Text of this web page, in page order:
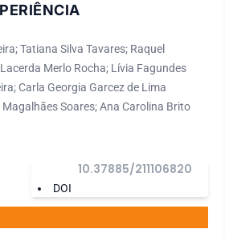
Tatiana Silva Tavares; Raquel
Merlo Rocha; Lívia Fagundes
Carla Georgia Garcez de Lima
Soares; Ana Carolina Brito
DOI
10.37885/211106820